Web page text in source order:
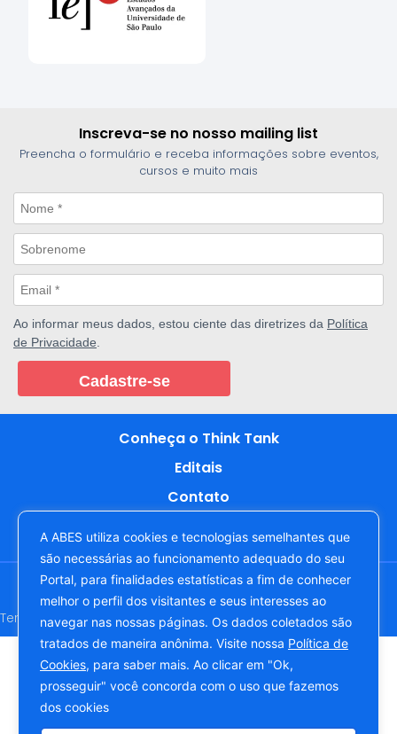
A ABES utiliza cookies e tecnologias semelhantes que
são necessárias ao funcionamento adequado do seu
Portal, para finalidades estatísticas a fim de conhecer
melhor o perfil dos visitantes e seus interesses ao
navegar nas nossas páginas. Os dados coletados são
tratados de maneira anônima. Visite nossa Política de
Cookies, para saber mais. Ao clicar em "Ok,
prosseguir" você concorda com o uso que fazemos
dos cookies
Inscreva-se no nosso mailing list
Preencha o formulário e receba informações sobre eventos,
cursos e muito mais
Ao informar meus dados, estou ciente das diretrizes da Política
de Privacidade
Cadastre-se
Conheça o Think Tank
Editais
Contato
Copyright © 2022. Todos os direitos reservados à ABES -
Associação Brasileira das Empresas de Software
Termos e Condições de UsoPolítica de Privacidade